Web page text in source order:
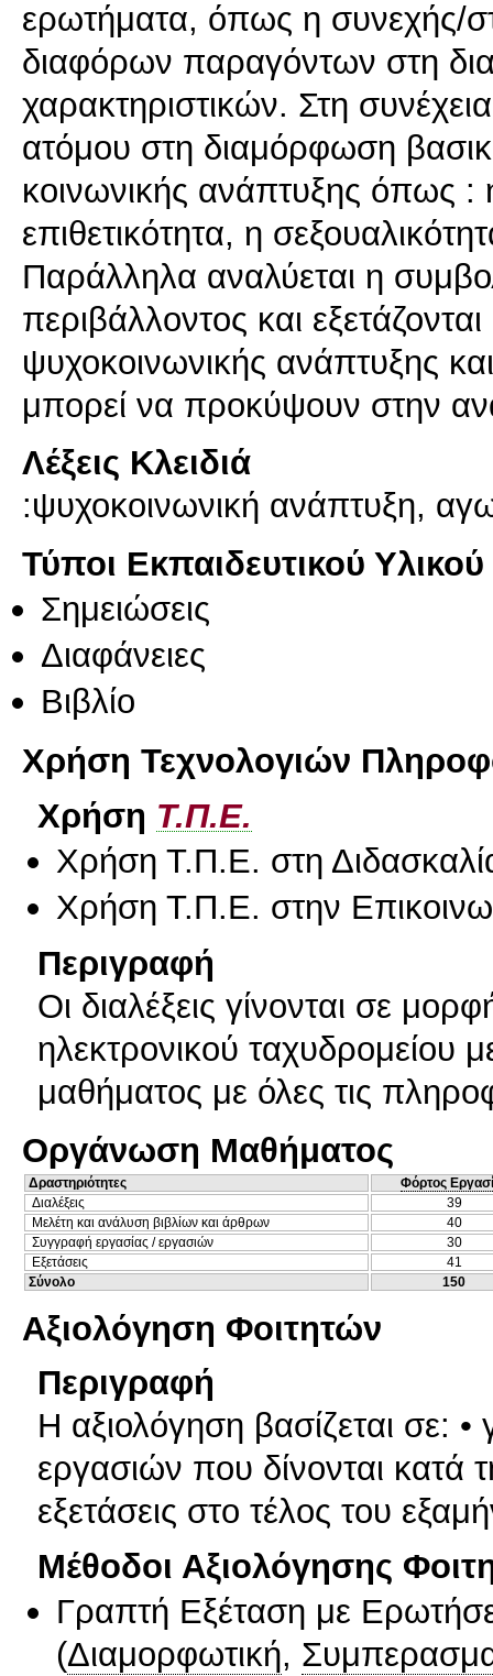
ερωτήματα, όπως η συνεχής/
διαφόρων παραγόντων στη
χαρακτηριστικών. Στη
ατόμου στη διαμόρφωση
κοινωνικής ανάπτυξης όπως :
επιθετικότητα, η
Παράλληλα αναλύεται η
περιβάλλοντος και
ψυχοκοινωνικής ανάπτυξης
μπορεί να προκύψουν στην
Λέξεις Κλειδιά
:ψυχοκοινωνική ανάπτυξη,
Τύποι Εκπαιδευτικού Υλικού
Σημειώσεις
Διαφάνειες
Βιβλίο
Χρήση Τεχνολογιών
Χρήση Τ.Π.Ε.
Χρήση Τ.Π.Ε. στη
Χρήση Τ.Π.Ε. στην
Περιγραφή
Οι διαλέξεις γίνονται σε
ηλεκτρονικού ταχυδρομείου
μαθήματος με όλες τις
Οργάνωση Μαθήματος
Δραστηριότητες
Φόρτος
Διαλέξεις
39
Μελέτη και ανάλυση βιβλίων και άρθρων
40
Συγγραφή εργασίας / εργασιών
30
Εξετάσεις
41
Σύνολο
150
Αξιολόγηση Φοιτητών
Περιγραφή
Η αξιολόγηση βασίζεται σε:
εργασιών που δίνονται κατά
εξετάσεις στο τέλος του
Μέθοδοι Αξιολόγησης
Γραπτή Εξέταση με
(Διαμορφωτική,